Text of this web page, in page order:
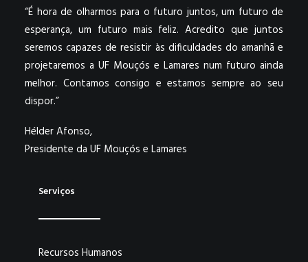
“É hora de olharmos para o futuro juntos, um futuro de
esperança, um futuro mais feliz. Acredito que juntos
seremos capazes de resistir às dificuldades do amanhã e
projetaremos a UF Mouçós e Lamares num futuro ainda
melhor. Contamos consigo e estamos sempre ao seu
dispor.”
Hélder Afonso,
Presidente da UF Mouçós e Lamares
Serviços
Recursos Humanos